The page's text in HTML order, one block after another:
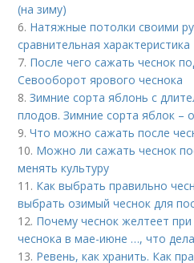
(на зиму)
6. Натяжные потолки своими
сравнительная характеристика
7. После чего сажать чеснок
Севооборот ярового чеснока
8.Зимние сорта яблонь с
плодов. Зимние сорта яблок –
9.Что можно сажать после
10. Можно ли сажать чеснок
менять культуру
11. Как выбрать правильно
выбрать озимый чеснок для
12. Почему чеснок желтеет
чеснока в мае-июне …, что
13. Ревень, как хранить. Как